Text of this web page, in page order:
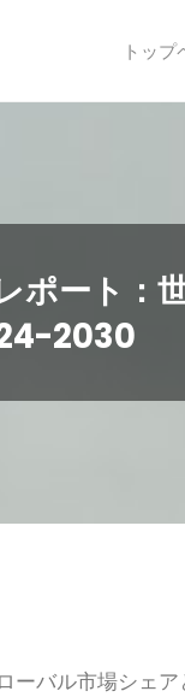
トップ
ポート：
2030
ーバル市場シェ